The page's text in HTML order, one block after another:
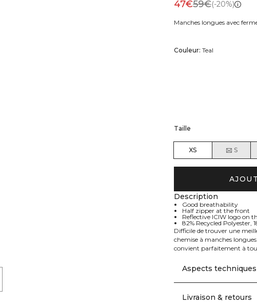
47€59€(-20%)
Manches longues avec
Couleur: Teal
Taille
XS S
Description
Good breathability
Half zipper at the front
Reflective ICIW logo on
82% Recycled Polyester,
Difficile de trouver une
chemise à manches
convient parfaitement à
meilleur contrôle de la
respirabilité et le logo ICIW
Le mannequin mesure 163
Aspects techniques
Livraison & retours